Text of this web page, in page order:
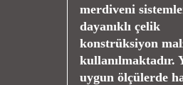
merdiveni
dayanıklı çelik
konstrüksiyon
kullanılmaktadır.
uygun ölçülerde